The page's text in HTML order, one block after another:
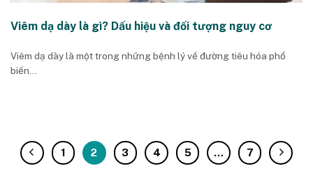
Viêm dạ dày là gì? Dấu hiệu và đối tượng nguy cơ
Viêm dạ dày là một trong những bệnh lý về đường tiêu hóa phổ
biến...
1 2 3 4 5 … 7